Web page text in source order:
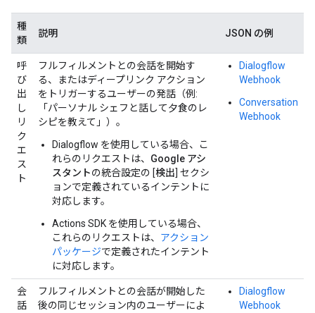
種
類
説明 JSON の例
呼
び
出
し
リ
ク
エ
ス
ト
フルフィルメントとの会話を開始す
る、またはディープリンク アクション
をトリガーするユーザーの発話（例:
「パーソナル シェフと話して夕食のレ
シピを教えて」 ）。
Dialogflow を使用している場合、こ
れらのリクエストは、 Google アシ
スタントの統合設定の [検出] セクシ
ョンで定義されているインテントに
対応します。
Actions SDK を使用している場合、
これらのリクエストは、 アクション
パッケージで定義されたインテント
に対応します。
Dialogflow
Webhook
Conversation
Webhook
会
話
フルフィルメントとの会話が開始した
後の同じセッション内のユーザーによ
Dialogflow
Webhook